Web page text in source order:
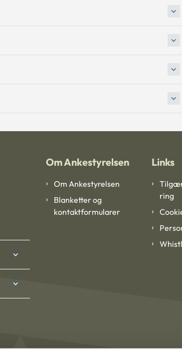
Om Ankestyrelsen
Om Ankestyrelsen
Blanketter og
kontaktformularer
Links
ring